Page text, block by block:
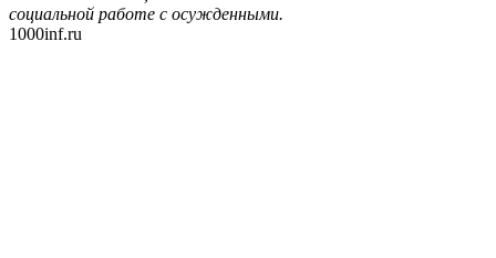
социальной работе с осужденными.
1000inf.ru